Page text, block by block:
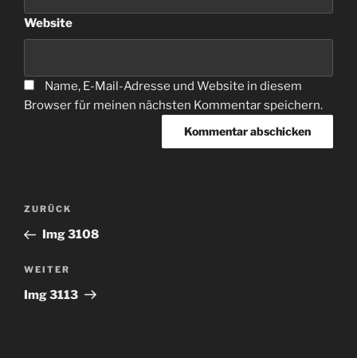
Website
Name, E-Mail-Adresse und Website in diesem
Browser für meinen nächsten Kommentar speichern.
Beitragsnavigation
Vorheriger
Beitrag
ZURÜCK
Img 3108
Nächster
Beitrag
WEITER
Img 3113